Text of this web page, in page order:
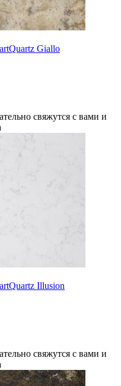
Giallo
свяжутся с вами и
Illusion
свяжутся с вами и